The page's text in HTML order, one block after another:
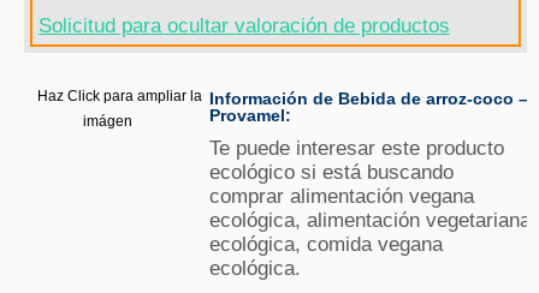
Solicitud para ocultar valoración de productos
Haz Click para ampliar la
imágen
Información de Bebida de arroz-coco –
Provamel:
Te puede interesar este producto
ecológico si está buscando
comprar alimentación vegana
ecológica, alimentación vegetariana
ecológica, comida vegana
ecológica.